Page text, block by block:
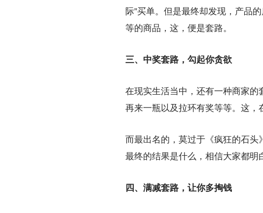
际”买单。但是最终却发现，产品
等的商品，这，便是套路。
三、中奖套路，勾起你贪欲
在现实生活当中，还有一种商家
再来一瓶以及拉环有奖等等。这，
而最出名的，莫过于《疯狂的石
最终的结果是什么，相信大家都明
四、满减套路，让你多掏钱